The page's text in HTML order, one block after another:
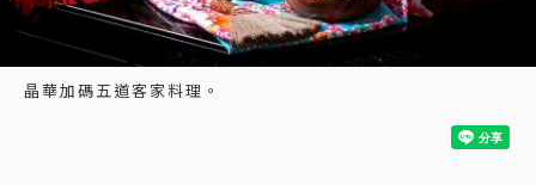
晶華加碼五道客家料理。